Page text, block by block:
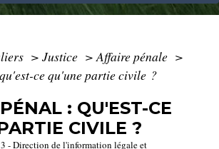
> Justice > Affaire pénale >
ce qu'une partie civile ?
: QU'EST-CE
CIVILE ?
- Direction de l'information légale et